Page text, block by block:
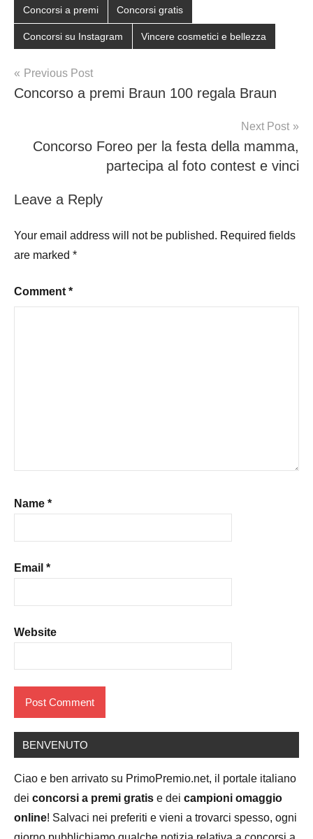
Concorsi a premi Concorsi gratis
Concorsi su Instagram Vincere cosmetici e bellezza
Post
navigation
Previous Post
Concorso a premi Braun 100 regala Braun
Next Post
Concorso Foreo per la festa della mamma,
partecipa al foto contest e vinci
Leave a Reply
Your email address will not be published. Required fields
are marked *
Comment *
Name *
Email *
Website
BENVENUTO
Ciao e ben arrivato su PrimoPremio.net, il portale italiano
dei concorsi a premi gratis e dei campioni omaggio
online! Salvaci nei preferiti e vieni a trovarci spesso, ogni